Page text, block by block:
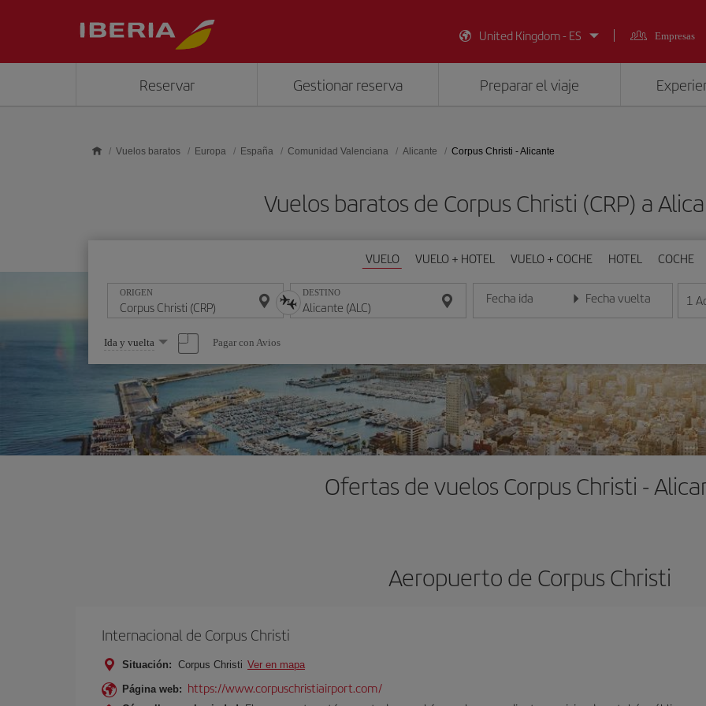
United Kingdom - ES
Empresas
Reservar Gestionar reserva Preparar el viaje
Vuelos baratos Europa España Comunidad Valenciana Alicante Corpus Christi - Alicante
Vuelos baratos de Corpus Christi (CRP) a
VUELO VUELO + HOTEL VUELO + COCHE HOTEL COCHE
ORIGEN DESTINO Fecha ida
Introduce la fecha en formato día/mes/año
Fecha vuelta
Introduce la fecha en 1
Seleccione
una
opción
Ida y vuelta Pagar con Avios
Ofertas de vuelos Corpus Christi -
Aeropuerto de Corpus Christi
Internacional de Corpus Christi
Situación: Corpus Christi Ver en mapa
Página web: https://www.corpuschristiairport.com/